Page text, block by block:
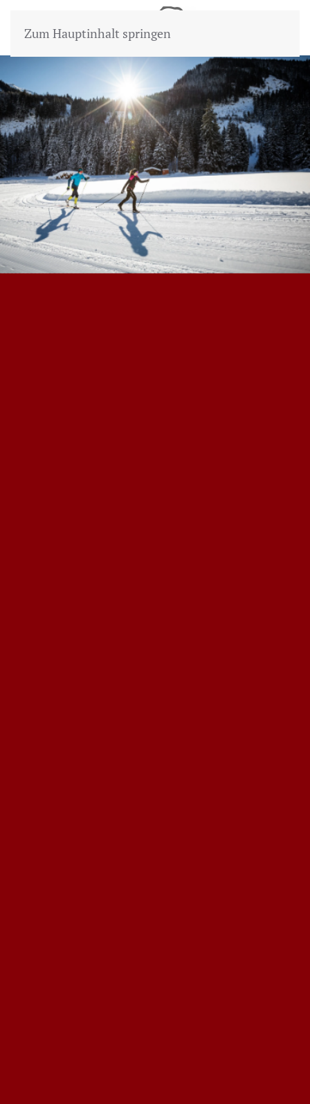
Zum Hauptinhalt springen